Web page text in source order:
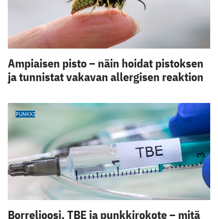
Ampiaisen pisto – näin hoidat pistoksen
ja tunnistat vakavan allergisen reaktion
PUNKKI
Borrelioosi, TBE ja punkkirokote – mitä